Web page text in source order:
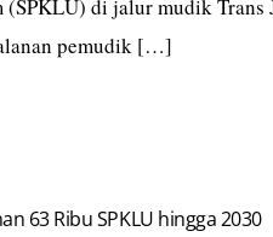
di jalur mudik Trans
pemudik […]
63 Ribu SPKLU hingga 2030